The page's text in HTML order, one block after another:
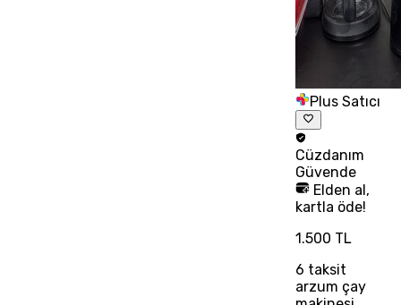
Plus Satıcı
Cüzdanım
Güvende
Elden al,
kartla öde!
1.500 TL
6 taksit
arzum çay